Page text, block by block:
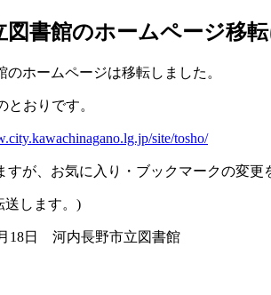
図書館のホームページ移
ホームページは移転しました。
とおりです。
site/tosho/
すが、お気に入り・ブックマークの変更
送します。)
18日 河内長野市立図書館